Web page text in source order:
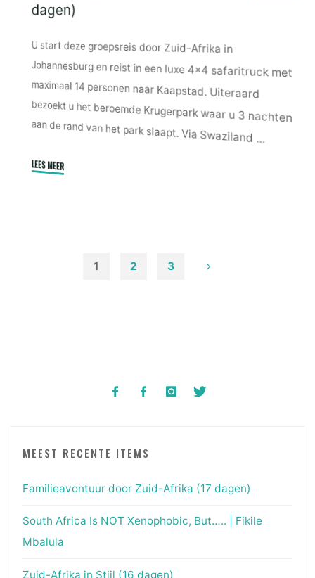
dagen)
U start deze groepsreis door Zuid-Afrika in
Johannesburg en reist in een luxe 4×4 safaritruck met
maximaal 14 personen naar Kaapstad. Uiteraard
bezoekt u het beroemde Krugerpark waar u 3 nachten
aan de rand van het park slaapt. Via Swaziland …
LEES MEER"Klassiek
Afrika
1 2 3
MEEST RECENTE ITEMS
Familieavontuur door Zuid-Afrika (17 dagen)
South Africa Is NOT Xenophobic, But….. | Fikile
Mbalula
Zuid-Afrika in Stijl (16 dagen)